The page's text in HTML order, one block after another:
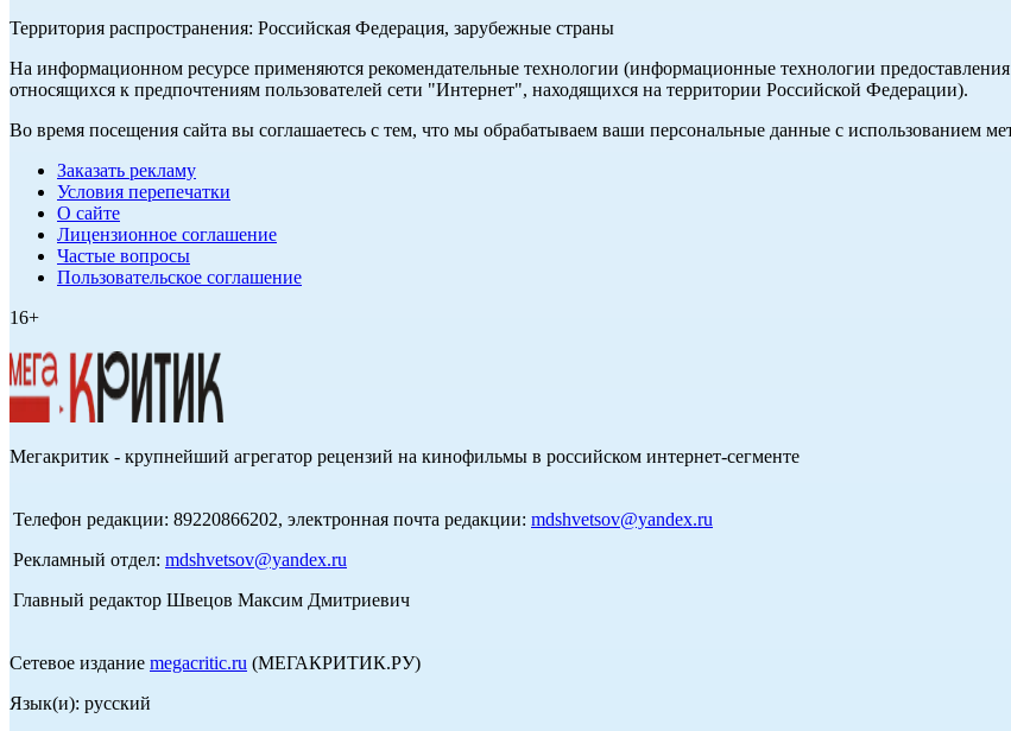
Территория распространения: Российская Федерация, зарубежные страны
На информационном ресурсе применяются рекомендательные технологии (информационные технологии
относящихся к предпочтениям пользователей сети "Интернет", находящихся на территории Российской Федерации).
Во время посещения сайта вы соглашаетесь с тем, что мы обрабатываем ваши персональные данные с использованием
Заказать рекламу
Условия перепечатки
О сайте
Лицензионное соглашение
Частые вопросы
Пользовательское соглашение
16+
Мегакритик - крупнейший агрегатор рецензий на кинофильмы в российском интернет-сегменте
Телефон редакции: 89220866202, электронная почта редакции: mdshvetsov@yandex.ru
Рекламный отдел: mdshvetsov@yandex.ru
Главный редактор Швецов Максим Дмитриевич
Сетевое издание megacritic.ru (МЕГАКРИТИК.РУ)
Язык(и): русский